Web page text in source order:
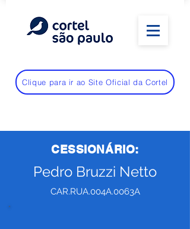
Clique para ir ao Site Oficial da Cortel
CESSIONÁRIO:
Pedro Bruzzi Netto
CAR.RUA.004A.0063A